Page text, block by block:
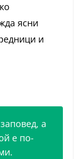
ясни
и
а
е по-